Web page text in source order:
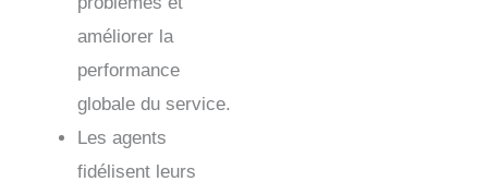
améliorer la
performance
globale du service.
Les agents
fidélisent leurs